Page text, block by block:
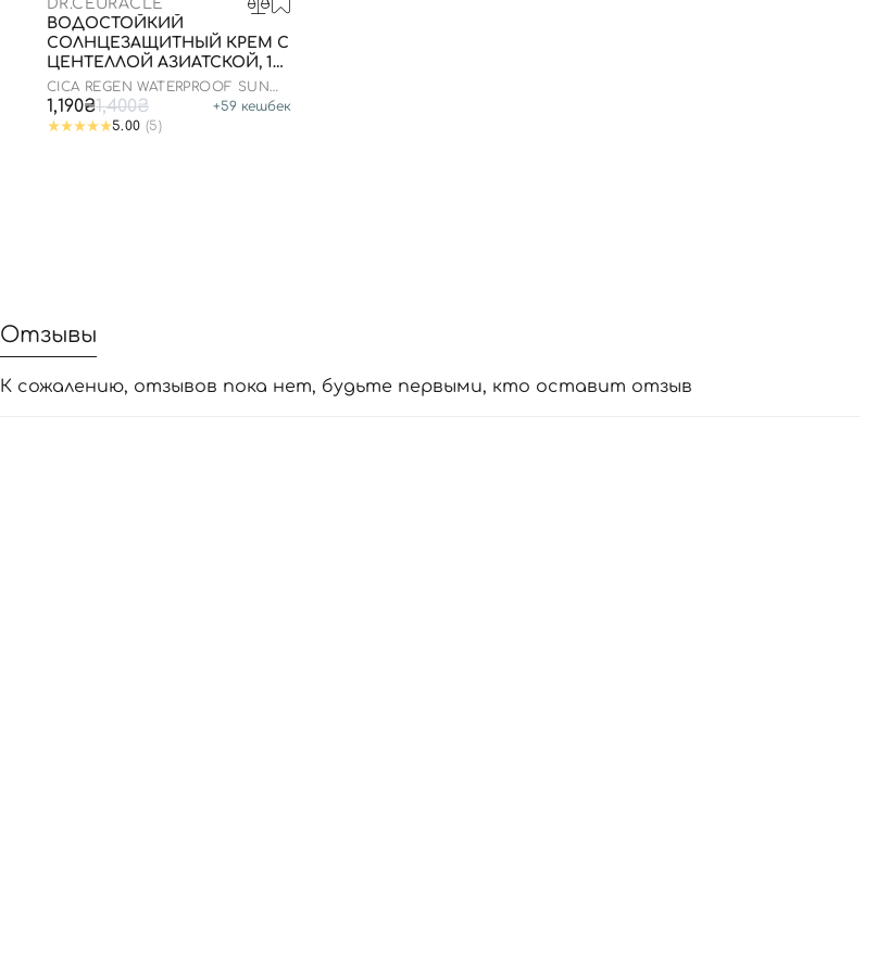
DR.CEURACLE
ВОДОСТОЙКИЙ
СОЛНЦЕЗАЩИТНЫЙ КРЕМ С
ЦЕНТЕЛЛОЙ АЗИАТСКОЙ, 100
МЛ ДО 25.03.2026
CICA REGEN WATERPROOF SUN
SPF50+ PA++++
1,190₴1,400₴ +59 кешбек
5.00 (5)
Отзывы
К сожалению, отзывов пока нет, будьте первыми, кто оставит отзыв